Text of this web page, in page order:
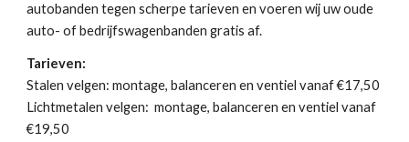
autobanden tegen scherpe tarieven en voeren wij uw oude
auto- of bedrijfswagenbanden gratis af.
Tarieven:
Stalen velgen: montage, balanceren en ventiel vanaf €17,50
Lichtmetalen velgen: montage, balanceren en ventiel vanaf
€19,50